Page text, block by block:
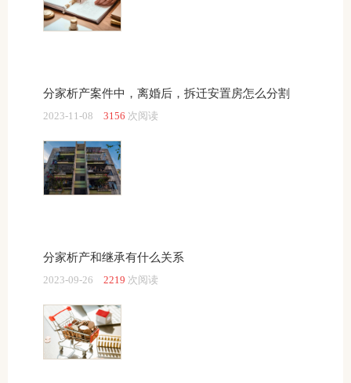
分家析产案件中，离婚后，拆迁安置房怎么分割
2023-11-08 3156 次阅读
分家析产和继承有什么关系
2023-09-26 2219 次阅读